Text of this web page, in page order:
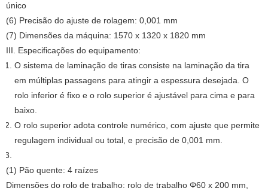
único
(6) Precisão do ajuste de rolagem: 0,001 mm
(7) Dimensões da máquina: 1570 x 1320 x 1820 mm
III. Especificações do equipamento:
O sistema de laminação de tiras consiste na laminação da tira
em múltiplas passagens para atingir a espessura desejada. O
rolo inferior é fixo e o rolo superior é ajustável para cima e para
baixo.
O rolo superior adota controle numérico, com ajuste que permite
regulagem individual ou total, e precisão de 0,001 mm.
(1) Pão quente: 4 raízes
Dimensões do rolo de trabalho: rolo de trabalho Φ60 x 200 mm,